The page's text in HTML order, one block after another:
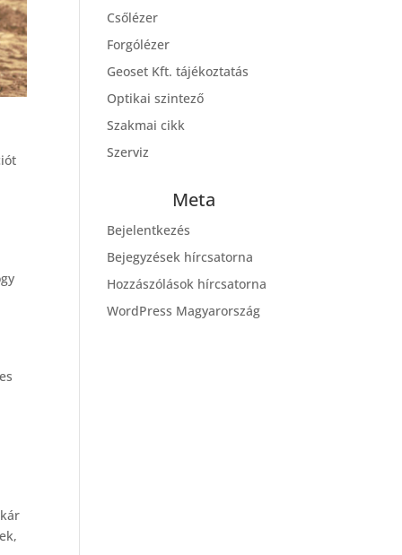
Csőlézer
Forgólézer
Geoset Kft. tájékoztatás
Optikai szintező
Szakmai cikk
Szerviz
Meta
Bejelentkezés
Bejegyzések hírcsatorna
Hozzászólások hírcsatorna
WordPress Magyarország